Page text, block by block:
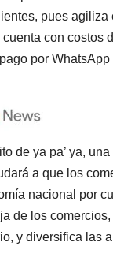
pues
con costos
por WhatsApp
de ya pa’ ya,
a que los
nacional por
de los
y diversifica las